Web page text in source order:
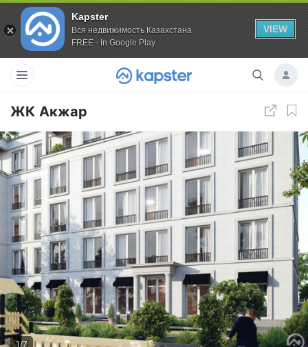
Kapster
Вся недвижимость Казахстана
FREE - In Google Play
VIEW
ЖК Акжар
1/7